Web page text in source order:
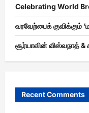
Celebrating World
வரவேற்பைக் குவிக்கும்
சூர்யாவின் விஸ்வநாத்
Recent Comments